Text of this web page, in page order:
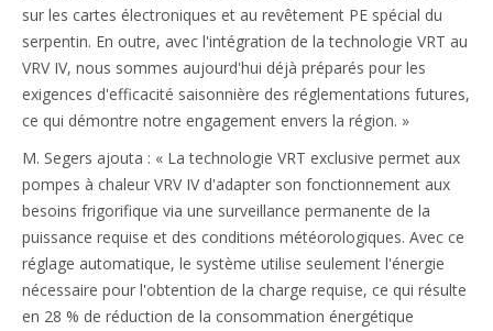
sur les cartes électroniques et au revêtement PE spécial du
serpentin. En outre, avec l'intégration de la technologie VRT au
VRV IV, nous sommes aujourd'hui déjà préparés pour les
exigences d'efficacité saisonnière des réglementations futures,
ce qui démontre notre engagement envers la région. »
M. Segers ajouta : « La technologie VRT exclusive permet aux
pompes à chaleur VRV IV d'adapter son fonctionnement aux
besoins frigorifique via une surveillance permanente de la
puissance requise et des conditions météorologiques. Avec ce
réglage automatique, le système utilise seulement l'énergie
nécessaire pour l'obtention de la charge requise, ce qui résulte
en 28 % de réduction de la consommation énergétique